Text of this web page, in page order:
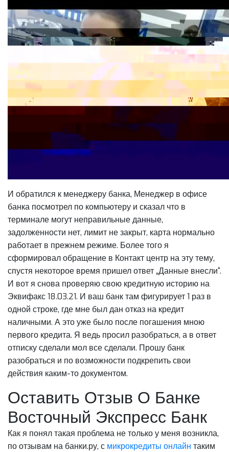
И обратился к менеджеру банка, Менеджер в офисе
банка посмотрел по компьютеру и сказал что в
терминале могут неправильные данные,
задолженности нет, лимит не закрыт, карта нормально
работает в прежнем режиме. Более того я
сформировал обращение в Контакт центр на эту тему,
спустя некоторое время пришел ответ „Данные внесли“.
И вот я снова проверяю свою кредитную историю на
Эквифакс 18.03.21. И ваш банк там фигурирует 1 раз в
одной строке, где мне был дан отказ на кредит
наличными. А это уже было после погашения мною
первого кредита. Я ведь просил разобраться, а в ответ
отписку сделали мол все сделали. Прошу банк
разобраться и по возможности подкрепить свои
действия каким-то документом.
Оставить Отзыв О Банке
Восточный Экспресс Банк
Как я понял такая проблема не только у меня возникла,
по отзывам на банки.ру, с микрокредиты онлайн таким